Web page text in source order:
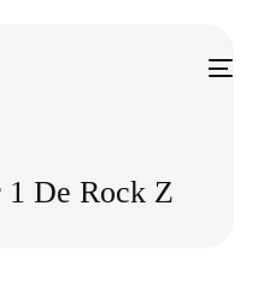
De Rock Z